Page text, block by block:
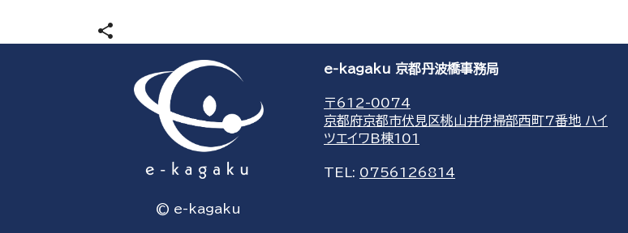
share
© e-kagaku
e-kagaku 京都丹波橋事務局
〒612-0074
京都府京都市伏見区桃山井伊掃部西町7番地 ハイ
ツエイワB棟101
TEL: 0756126814